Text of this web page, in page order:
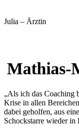
Julia – Ärztin
Mathias-
„Als ich das Coaching
Krise in allen
dabei geholfen, aus
Schockstarre wieder